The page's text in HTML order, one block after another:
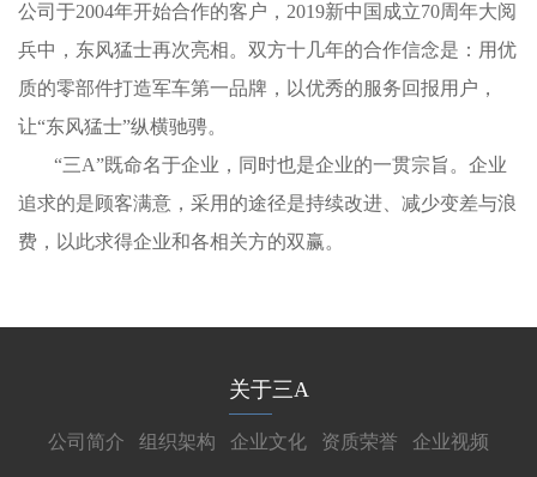
公司于2004年开始合作的客户，2019新中国成立70周年大阅
兵中，东风猛士再次亮相。双方十几年的合作信念是：用优
质的零部件打造军车第一品牌，以优秀的服务回报用户，
让“东风猛士”纵横驰骋。
“三A”既命名于企业，同时也是企业的一贯宗旨。企业
追求的是顾客满意，采用的途径是持续改进、减少变差与浪
费，以此求得企业和各相关方的双赢。
关于三A
公司简介 组织架构 企业文化 资质荣誉 企业视频